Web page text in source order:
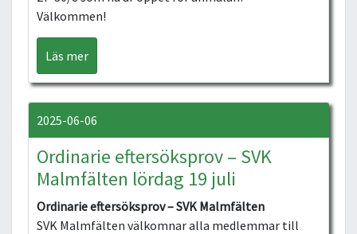
Välkommen!
Läs mer
2025-06-06
Ordinarie eftersöksprov – SVK
Malmfälten lördag 19 juli
Ordinarie eftersöksprov – SVK Malmfälten
SVK Malmfälten välkomnar alla medlemmar till